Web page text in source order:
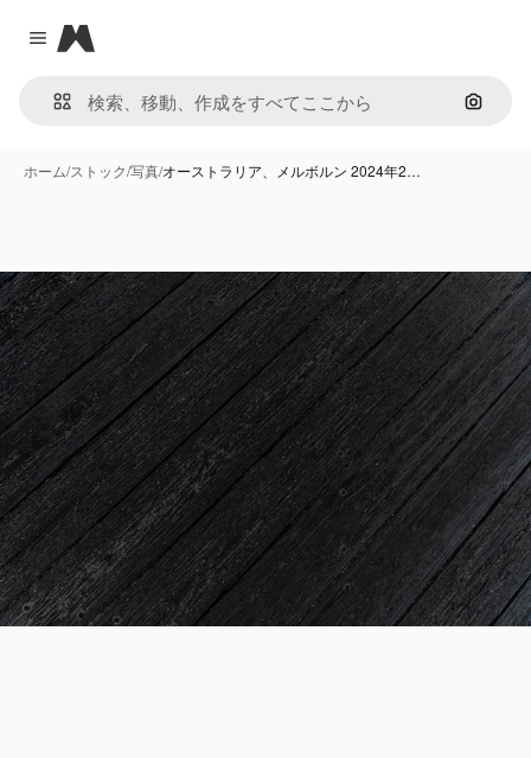
Close menu
Magnific
画像で
ホーム/ストック/写真/オーストラリア、メルボルン 2024年2…